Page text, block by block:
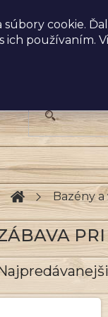
súbory cookie.
ich používaním.
DomovBazény